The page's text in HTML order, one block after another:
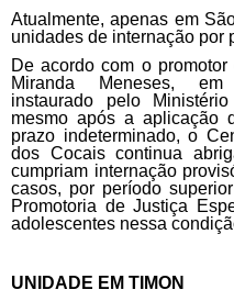
Atualmente, apenas em
unidades de internação por
De acordo com o
Miranda Meneses, em
instaurado pelo
mesmo após a aplicação
prazo indeterminado, o
dos Cocais continua
cumpriam internação
casos, por período
Promotoria de Justiça
adolescentes nessa
UNIDADE EM TIMON